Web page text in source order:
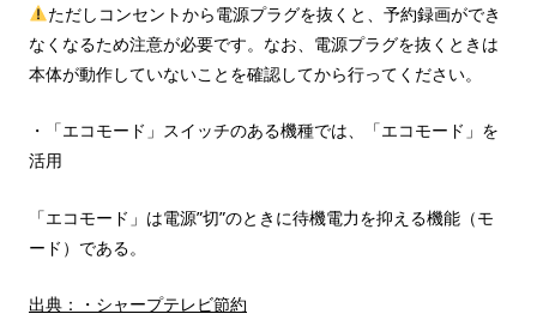
ただしコンセントから電源プラグを抜くと、予約録画ができ
なくなるため注意が必要です。なお、電源プラグを抜くときは
本体が動作していないことを確認してから行ってください。
・「エコモード」スイッチのある機種では、「エコモード」を
活用
「エコモード」は電源”切”のときに待機電力を抑える機能（モ
ード）である。
出典：・シャープテレビ節約